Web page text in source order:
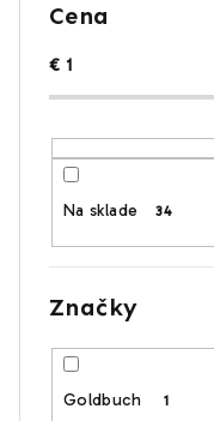
Cena
€ 1
Na sklade 34
Značky
Goldbuch 1